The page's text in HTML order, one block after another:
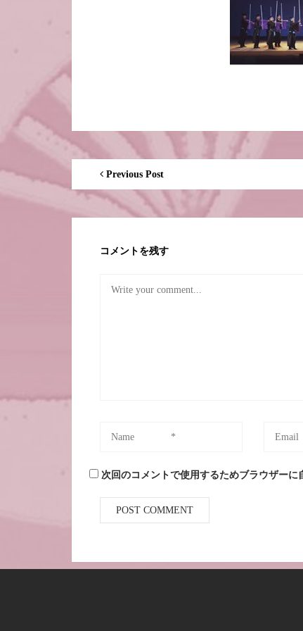
Previous Post
コメントを残す
次回のコメントで使用するためブラウザーに